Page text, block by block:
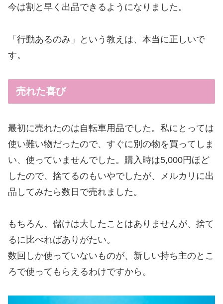
今は割と早く出品できるようになりました。
「行動あるのみ」という教えは、本当に正しいで
す。
売れた喜び
最初に売れたのは自転車用品でした。私にとっては
使い難い物だったので、すぐに別の物を買ってしま
い、使っていませんでした。購入時は5,000円ほど
したので、捨てるのもいやでしたが、メルカリに出
品してみたら数日で売れました。
もちろん、儲けは大したことはありませんが、捨て
るに比べればありがたい。
数回しか使っていないものが、新しい持ち主のとこ
ろで使ってもらえるわけですから。